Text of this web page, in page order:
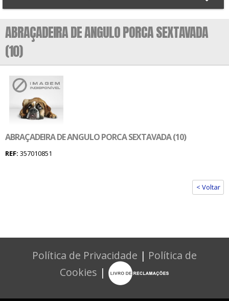
ABRAÇADEIRA DE ANGULO PORCA SEXTAVADA
(10)
ABRAÇADEIRA DE ANGULO PORCA SEXTAVADA (10)
REF: 357010851
< Voltar
Política de Privacidade | Política de
Cookies |